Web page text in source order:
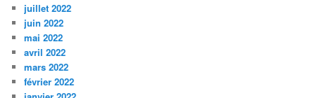
juillet 2022
juin 2022
mai 2022
avril 2022
mars 2022
février 2022